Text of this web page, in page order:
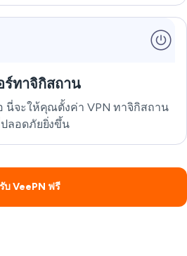
ร์ทาจิกิสถาน
นี่จะให้คุณตั้งค่า VPN ทาจิกิสถาน
ลอดภัยยิ่งขึ้น
รับ VeePN ฟรี